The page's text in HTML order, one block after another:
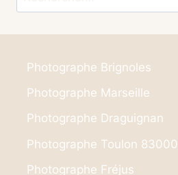
Photographe Brignoles
Photographe Marseille
Photographe Draguignan
Photographe Toulon 83000
Photographe Fréjus